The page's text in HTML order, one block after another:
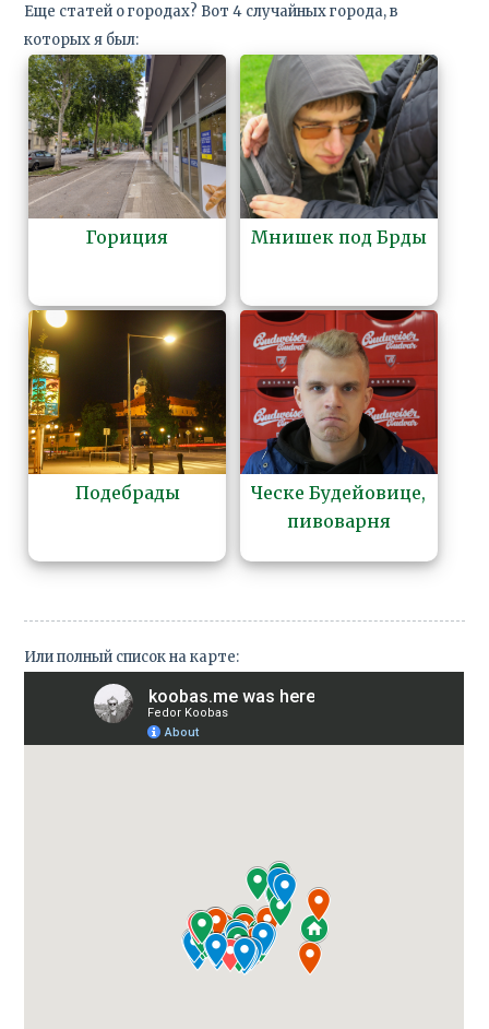
Еще статей о городах? Вот 4 случайных города, в
которых я был:
Гориция Мнишек под Брды
Подебрады
Ческе Будейовице,
пивоварня
Или полный список на карте: